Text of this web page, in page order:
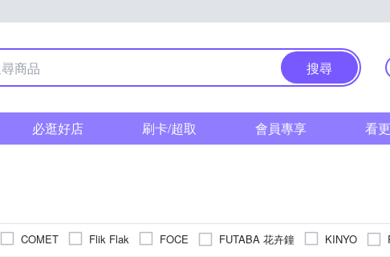
搜尋
必逛好店 刷卡/超取 會員專享 看
COMET Flik Flak FOCE FUTABA 花卉鐘 KINYO